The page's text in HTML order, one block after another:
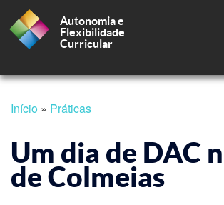
Passar
para
conteúdo
principal
Autonomia e
Flexibilidade
Curricular
Navegação
principal
estrutural
Início Práticas
Um dia de DAC
de Colmeias